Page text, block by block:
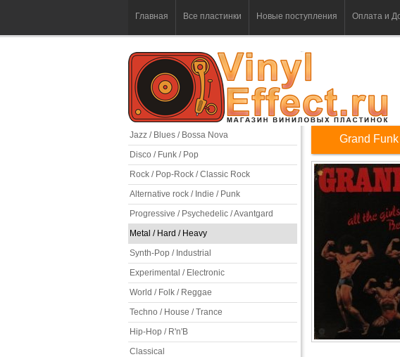
Главная Все пластинки Новые поступления Оплата и
Jazz / Blues / Bossa Nova
Disco / Funk / Pop
Rock / Pop-Rock / Classic Rock
Alternative rock / Indie / Punk
Progressive / Psychedelic / Avantgard
Metal / Hard / Heavy
Synth-Pop / Industrial
Experimental / Electronic
World / Folk / Reggae
Techno / House / Trance
Hip-Hop / R'n'B
Classical
Grand